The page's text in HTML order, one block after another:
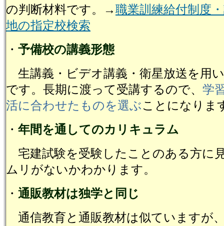
の判断材料です。→職業訓練給付制度
地の指定校検索
・ 予備校の講義形態
生講義・ビデオ講義・衛星放送を用
です。長期に渡って受講するので、 学
活に合わせたものを選ぶことになりま
・ 年間を通してのカリキュラム
宅建試験を受験したことのある方に
ムリがないかわかります。
・ 通販教材は独学と同じ
通信教育と通販教材は似ていますが